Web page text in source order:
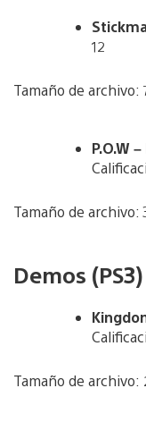
12
Tamaño de archivo:
P.O.W
Tamaño de archivo:
Demos (PS3)
Tamaño de archivo: